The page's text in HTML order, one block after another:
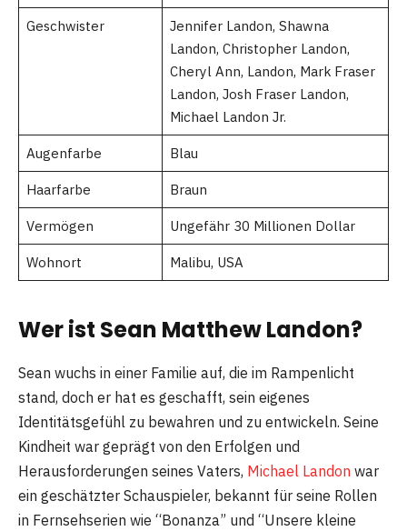
Geschwister
Jennifer Landon, Shawna
Landon, Christopher Landon,
Cheryl Ann, Landon, Mark Fraser
Landon, Josh Fraser Landon,
Michael Landon Jr.
Augenfarbe Blau
Haarfarbe Braun
Vermögen Ungefähr 30 Millionen Dollar
Wohnort Malibu, USA
Wer ist Sean Matthew Landon?
Sean wuchs in einer Familie auf, die im Rampenlicht
stand, doch er hat es geschafft, sein eigenes
Identitätsgefühl zu bewahren und zu entwickeln. Seine
Kindheit war geprägt von den Erfolgen und
Herausforderungen seines Vaters, Michael Landon war
ein geschätzter Schauspieler, bekannt für seine Rollen
in Fernsehserien wie “Bonanza” und “Unsere kleine